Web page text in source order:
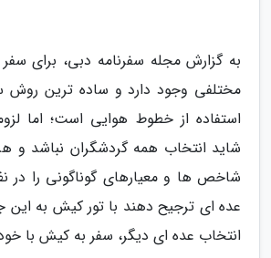
به گزارش مجله سفرنامه دبی، برای
مختلفی وجود دارد و ساده ترین روش
استفاده از خطوط هوایی است؛ اما
شاید انتخاب همه گردشگران نباشد و
شاخص ها و معیارهای گوناگونی را در
عده ای ترجیح دهند با تور کیش به این
انتخاب عده ای دیگر، سفر به کیش با